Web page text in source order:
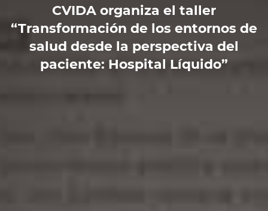
CVIDA organiza el taller
“Transformación de los entornos de
salud desde la perspectiva del
paciente: Hospital Líquido”